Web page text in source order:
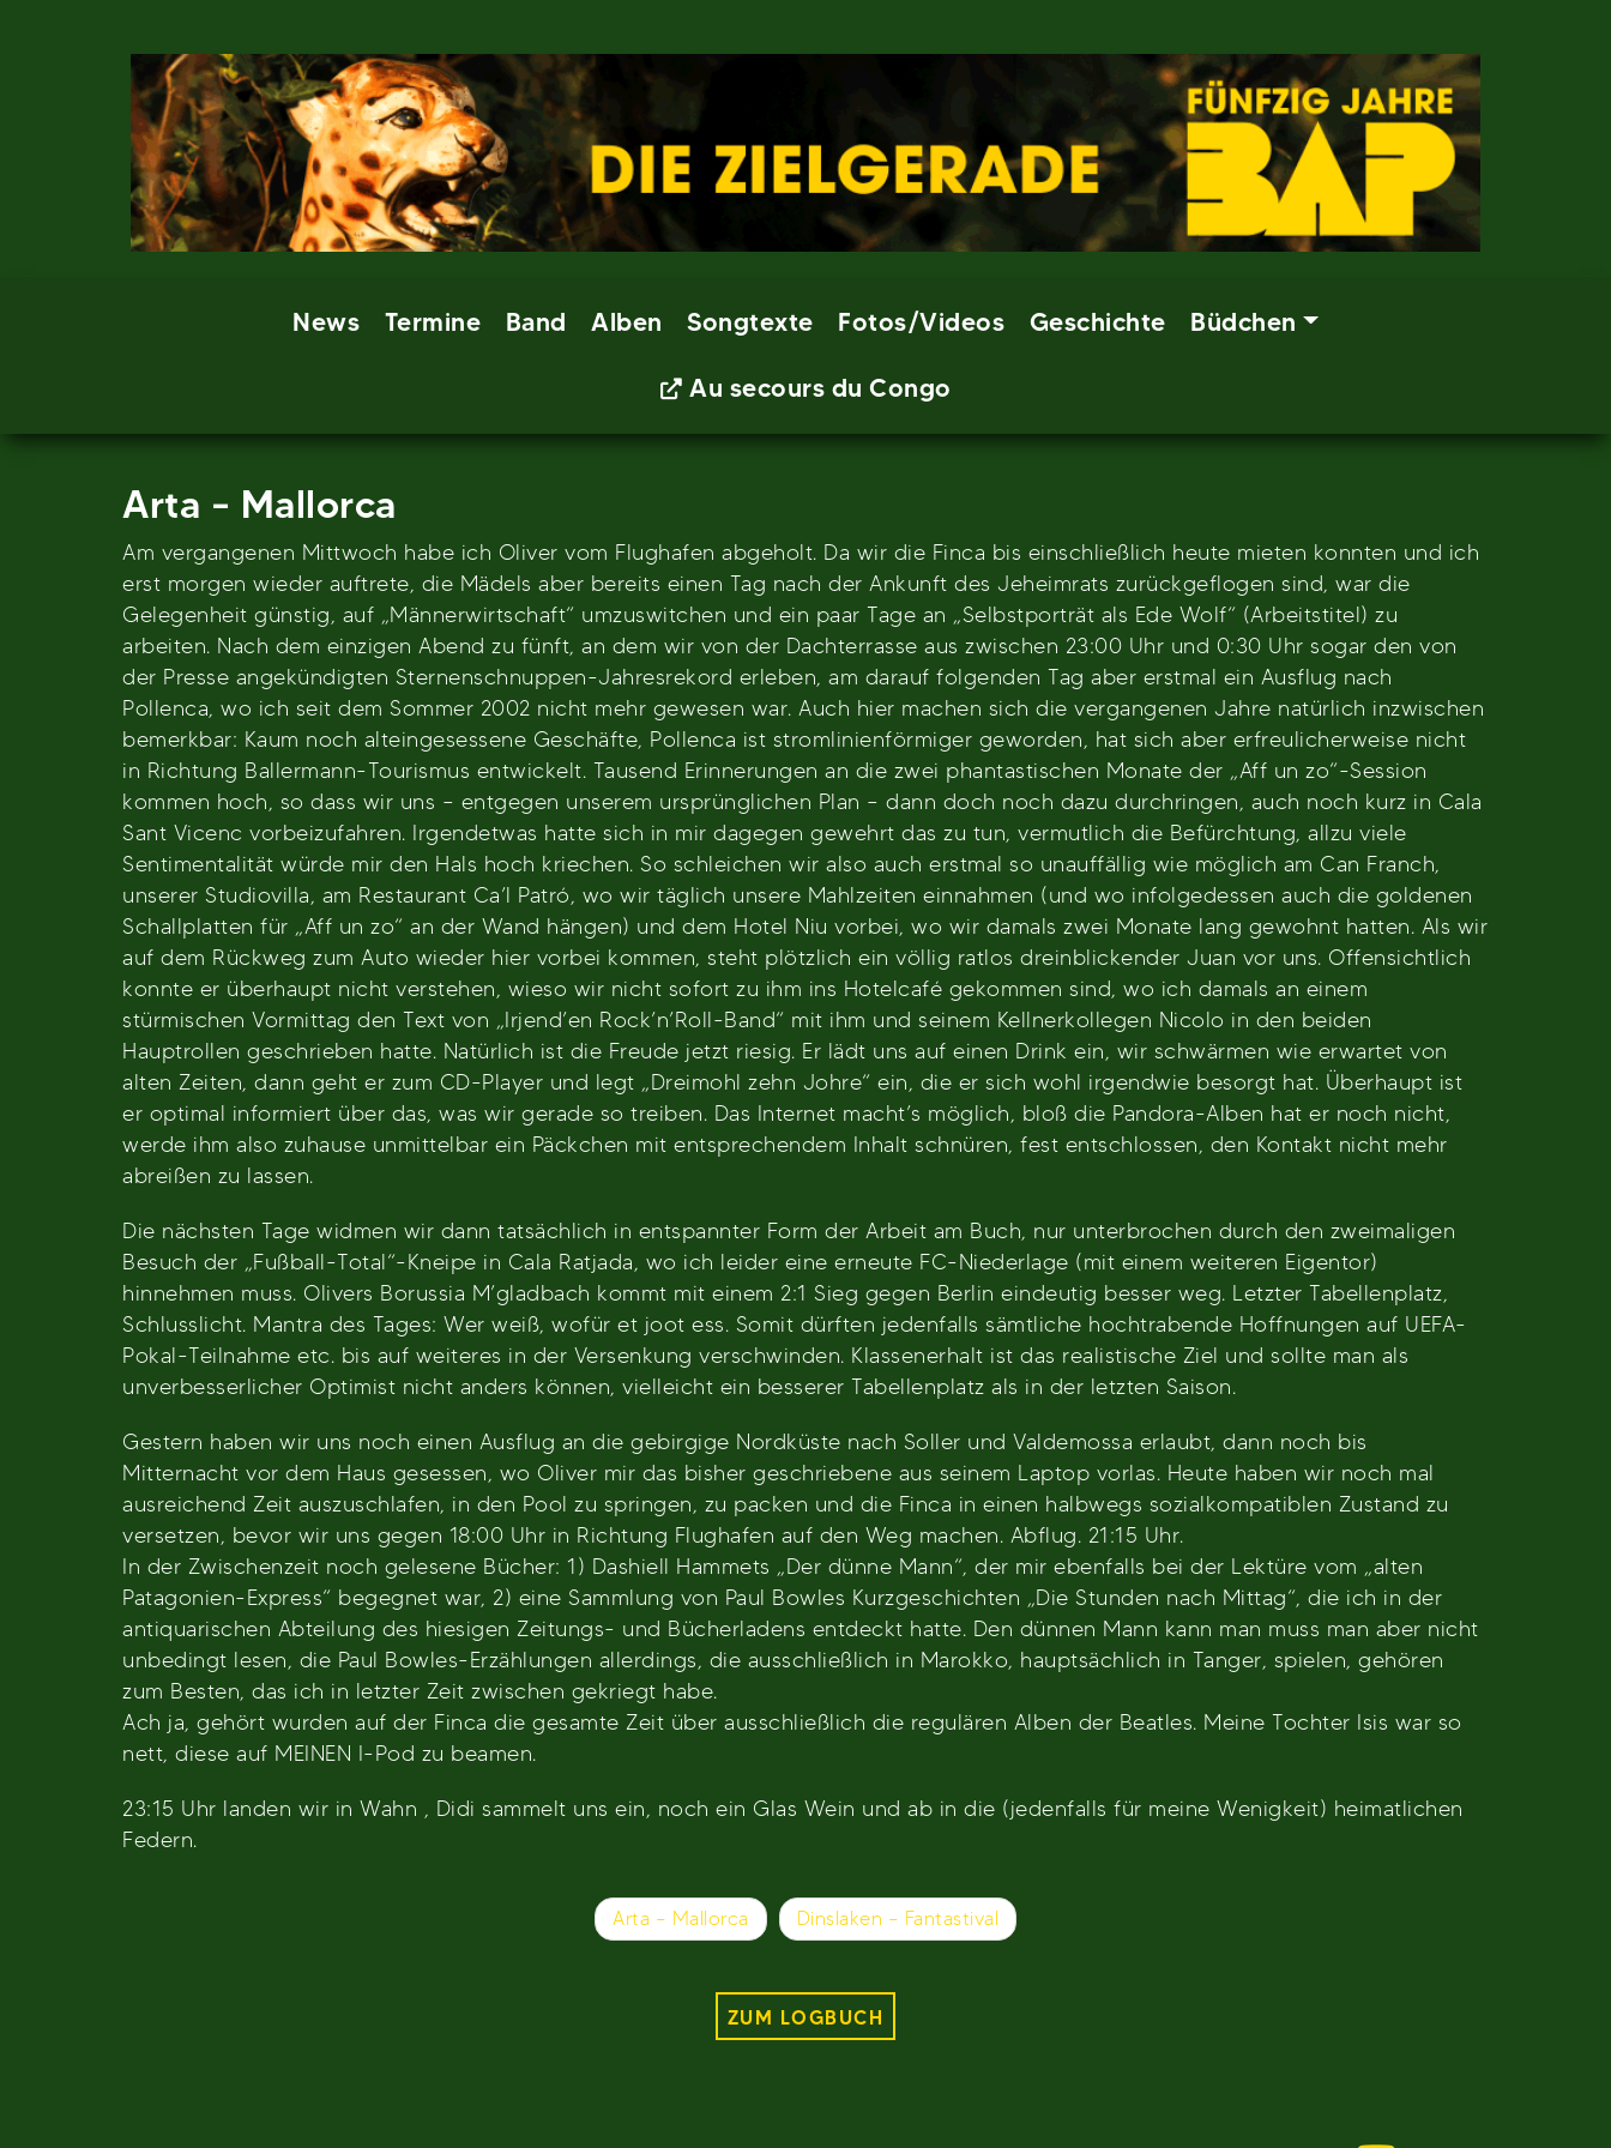
News Termine Band Alben Songtexte Fotos/Videos Geschichte Büdchen
Au secours du Congo
Arta – Mallorca
Am vergangenen Mittwoch habe ich Oliver vom Flughafen abgeholt. Da wir die Finca bis einschließlich heute mieten konnten und ich
erst morgen wieder auftrete, die Mädels aber bereits einen Tag nach der Ankunft des Jeheimrats zurückgeflogen sind, war die
Gelegenheit günstig, auf „Männerwirtschaft“ umzuswitchen und ein paar Tage an „Selbstporträt als Ede Wolf“ (Arbeitstitel) zu
arbeiten. Nach dem einzigen Abend zu fünft, an dem wir von der Dachterrasse aus zwischen 23:00 Uhr und 0:30 Uhr sogar den von
der Presse angekündigten Sternenschnuppen-Jahresrekord erleben, am darauf folgenden Tag aber erstmal ein Ausflug nach
Pollenca, wo ich seit dem Sommer 2002 nicht mehr gewesen war. Auch hier machen sich die vergangenen Jahre natürlich inzwischen
bemerkbar: Kaum noch alteingesessene Geschäfte, Pollenca ist stromlinienförmiger geworden, hat sich aber erfreulicherweise nicht
in Richtung Ballermann-Tourismus entwickelt. Tausend Erinnerungen an die zwei phantastischen Monate der „Aff un zo“-Session
kommen hoch, so dass wir uns – entgegen unserem ursprünglichen Plan – dann doch noch dazu durchringen, auch noch kurz in Cala
Sant Vicenc vorbeizufahren. Irgendetwas hatte sich in mir dagegen gewehrt das zu tun, vermutlich die Befürchtung, allzu viele
Sentimentalität würde mir den Hals hoch kriechen. So schleichen wir also auch erstmal so unauffällig wie möglich am Can Franch,
unserer Studiovilla, am Restaurant Ca’l Patró, wo wir täglich unsere Mahlzeiten einnahmen (und wo infolgedessen auch die goldenen
Schallplatten für „Aff un zo“ an der Wand hängen) und dem Hotel Niu vorbei, wo wir damals zwei Monate lang gewohnt hatten. Als wir
auf dem Rückweg zum Auto wieder hier vorbei kommen, steht plötzlich ein völlig ratlos dreinblickender Juan vor uns. Offensichtlich
konnte er überhaupt nicht verstehen, wieso wir nicht sofort zu ihm ins Hotelcafé gekommen sind, wo ich damals an einem
stürmischen Vormittag den Text von „Irjend’en Rock’n’Roll-Band“ mit ihm und seinem Kellnerkollegen Nicolo in den beiden
Hauptrollen geschrieben hatte. Natürlich ist die Freude jetzt riesig. Er lädt uns auf einen Drink ein, wir schwärmen wie erwartet von
alten Zeiten, dann geht er zum CD-Player und legt „Dreimohl zehn Johre“ ein, die er sich wohl irgendwie besorgt hat. Überhaupt ist
er optimal informiert über das, was wir gerade so treiben. Das Internet macht’s möglich, bloß die Pandora-Alben hat er noch nicht,
werde ihm also zuhause unmittelbar ein Päckchen mit entsprechendem Inhalt schnüren, fest entschlossen, den Kontakt nicht mehr
abreißen zu lassen.
Die nächsten Tage widmen wir dann tatsächlich in entspannter Form der Arbeit am Buch, nur unterbrochen durch den zweimaligen
Besuch der „Fußball-Total“-Kneipe in Cala Ratjada, wo ich leider eine erneute FC-Niederlage (mit einem weiteren Eigentor)
hinnehmen muss. Olivers Borussia M’gladbach kommt mit einem 2:1 Sieg gegen Berlin eindeutig besser weg. Letzter Tabellenplatz,
Schlusslicht. Mantra des Tages: Wer weiß, wofür et joot ess. Somit dürften jedenfalls sämtliche hochtrabende Hoffnungen auf UEFA-
Pokal-Teilnahme etc. bis auf weiteres in der Versenkung verschwinden. Klassenerhalt ist das realistische Ziel und sollte man als
unverbesserlicher Optimist nicht anders können, vielleicht ein besserer Tabellenplatz als in der letzten Saison.
Gestern haben wir uns noch einen Ausflug an die gebirgige Nordküste nach Soller und Valdemossa erlaubt, dann noch bis
Mitternacht vor dem Haus gesessen, wo Oliver mir das bisher geschriebene aus seinem Laptop vorlas. Heute haben wir noch mal
ausreichend Zeit auszuschlafen, in den Pool zu springen, zu packen und die Finca in einen halbwegs sozialkompatiblen Zustand zu
versetzen, bevor wir uns gegen 18:00 Uhr in Richtung Flughafen auf den Weg machen. Abflug. 21:15 Uhr.
In der Zwischenzeit noch gelesene Bücher: 1) Dashiell Hammets „Der dünne Mann“, der mir ebenfalls bei der Lektüre vom „alten
Patagonien-Express“ begegnet war, 2) eine Sammlung von Paul Bowles Kurzgeschichten „Die Stunden nach Mittag“, die ich in der
antiquarischen Abteilung des hiesigen Zeitungs- und Bücherladens entdeckt hatte. Den dünnen Mann kann man muss man aber nicht
unbedingt lesen, die Paul Bowles-Erzählungen allerdings, die ausschließlich in Marokko, hauptsächlich in Tanger, spielen, gehören
zum Besten, das ich in letzter Zeit zwischen gekriegt habe.
Ach ja, gehört wurden auf der Finca die gesamte Zeit über ausschließlich die regulären Alben der Beatles. Meine Tochter Isis war so
nett, diese auf MEINEN I-Pod zu beamen.
23:15 Uhr landen wir in Wahn , Didi sammelt uns ein, noch ein Glas Wein und ab in die (jedenfalls für meine Wenigkeit) heimatlichen
Federn.
Arta – Mallorca Dinslaken – Fantastival
ZUM LOGBUCH